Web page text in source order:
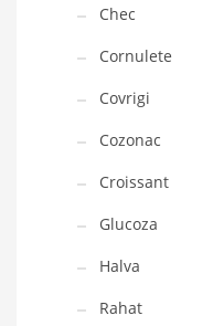
Chec
Cornulete
Covrigi
Cozonac
Croissant
Glucoza
Halva
Rahat